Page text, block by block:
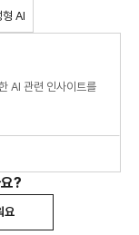
AI
AI 관련 인사이트를
?
요